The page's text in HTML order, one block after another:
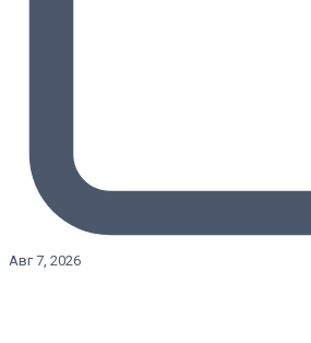
Авг 7, 2026